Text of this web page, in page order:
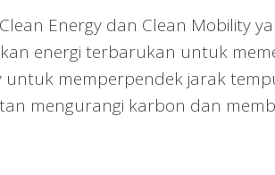
Energy dan Clean Mobility
energi terbarukan untuk
untuk memperpendek jarak
mengurangi karbon dan